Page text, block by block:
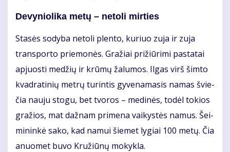
De­vy­nio­li­ka me­tų – ne­to­li mir­ties
Sta­sės so­dy­ba ne­to­li plen­to, ku­riuo zu­ja ir zu­ja
trans­por­to prie­mo­nės. Gra­žiai pri­žiū­ri­mi pa­sta­tai
ap­juos­ti me­džių ir krū­mų ža­lu­mos. Il­gas virš šim­to
kvad­ra­ti­nių met­rų tu­rin­tis gy­ve­na­ma­sis na­mas švie­
čia nau­ju sto­gu, bet tvo­ros – me­di­nės, to­dėl to­kios
gra­žios, mat daž­nam pri­me­na vai­kys­tės na­mus. Šei­
mi­nin­kė sa­ko, kad na­mui šie­met ly­giai 100 me­tų. Čia
anuo­met bu­vo Kru­žiū­nų mo­kyk­la.